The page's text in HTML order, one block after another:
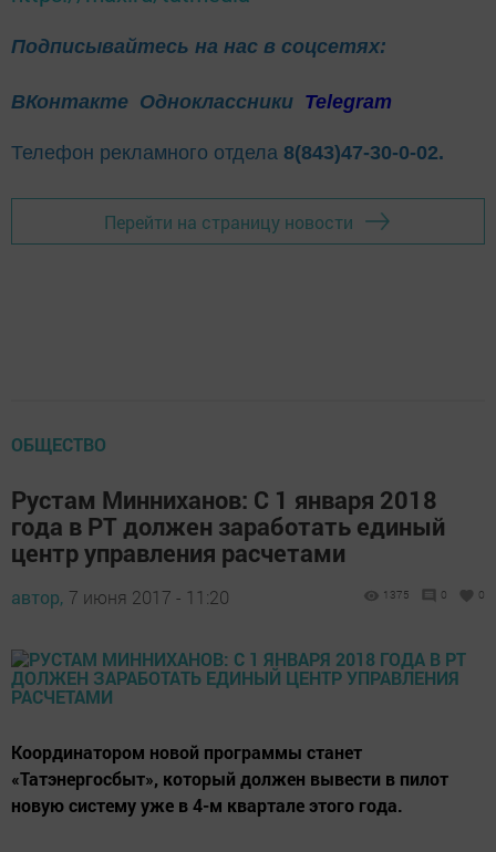
Подписывайтесь на нас в соцсетях:
ВКонтакте Одноклассники Telegram
Телефон рекламного отдела 8(843)47-30-0-02.
Перейти на страницу новости
ОБЩЕСТВО
Рустам Минниханов: С 1 января 2018
года в РТ должен заработать единый
центр управления расчетами
автор, 7 июня 2017 - 11:20 1375 0 0
Координатором новой программы станет
«Татэнергосбыт», который должен вывести в пилот
новую систему уже в 4-м квартале этого года.